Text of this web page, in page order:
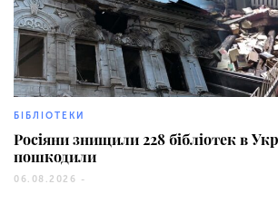
БІБЛІОТЕКИ
Росіяни знищили 228 бібліотек в
пошкодили
06.08.2026 -